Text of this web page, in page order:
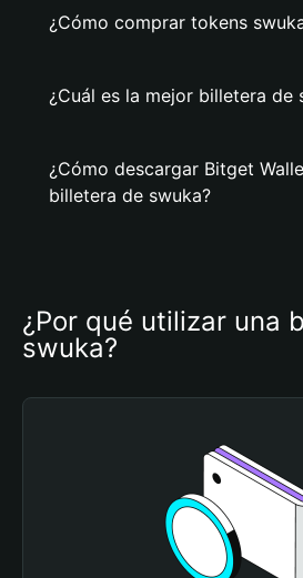
¿Cómo comprar tokens
¿Cuál es la mejor billetera de
¿Cómo descargar Bitget
billetera de swuka?
¿Por qué utilizar una
swuka?